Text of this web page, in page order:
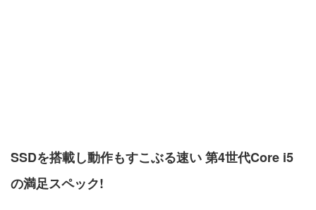
SSDを搭載し動作もすこぶる速い 第4世代Core i5
の満足スペック!